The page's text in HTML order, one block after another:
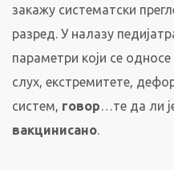
закажу систематски
разред. У налазу
параметри који се
слух, екстремитете,
систем, говор…те да ли
вакцинисано.